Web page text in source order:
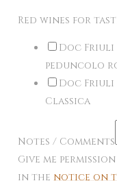
Red wines for
Doc
peduncolo
Doc
Classica
Notes / Comments
Give me
in the notice on